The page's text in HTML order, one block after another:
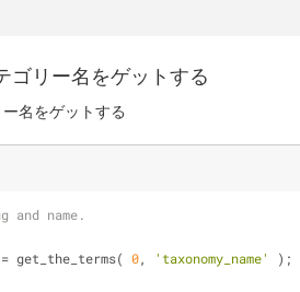
ゴリー名をゲットする
名をゲットする
name.
= get_the_terms( 0, 'taxonomy_name' );